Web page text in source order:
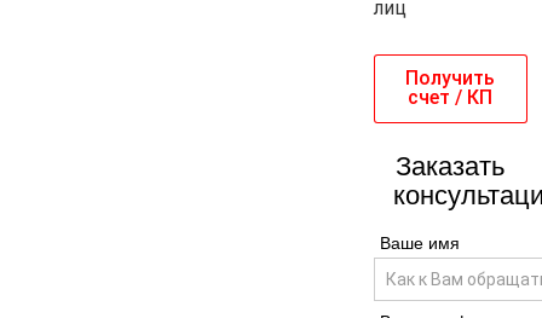
лиц
Получить
счет / КП
Заказать
Ваше имя